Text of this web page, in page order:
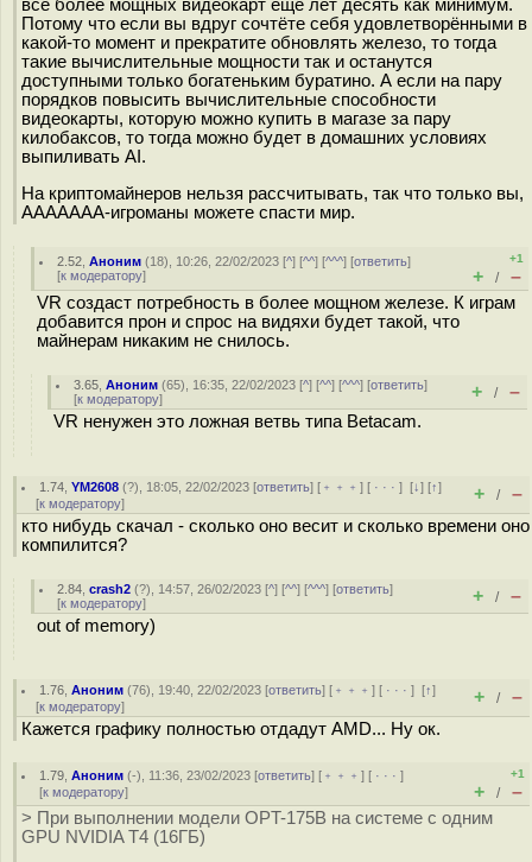
всё более мощных видеокарт ещё лет десять как минимум.
Потому что если вы вдруг сочтёте себя удовлетворёнными в
какой-то момент и прекратите обновлять железо, то тогда
такие вычислительные мощности так и останутся
доступными только богатеньким буратино. А если на пару
порядков повысить вычислительные способности
видеокарты, которую можно купить в магазе за пару
килобаксов, то тогда можно будет в домашних условиях
выпиливать AI.
На криптомайнеров нельзя рассчитывать, так что только вы,
AAAAAAA-игроманы можете спасти мир.
2.52 ,Аноним (18), 10:26, 22/02/2023 [^] [^^] [^^^] [ответить]
[к модератору]
+1
+ / –
VR создаст потребность в более мощном железе. К играм
добавится прон и спрос на видяхи будет такой, что
майнерам никаким не снилось.
3.65 ,Аноним (65), 16:35, 22/02/2023 [^] [^^] [^^^] [ответить]
[к модератору] + / –
VR ненужен это ложная ветвь типа Betacam.
1.74 ,YM2608 (?), 18:05, 22/02/2023 [ответить] [ ﹢﹢﹢] [ · · ·][↓] [↑]
[к модератору] + / –
кто нибудь скачал - сколько оно весит и сколько времени оно
компилится?
2.84 ,crash2 (?), 14:57, 26/02/2023 [^] [^^] [^^^] [ответить]
[к модератору] + / –
out of memory)
1.76 ,Аноним (76), 19:40, 22/02/2023 [ответить] [ ﹢﹢﹢] [ · · ·][↑]
[к модератору] + / –
Кажется графику полностью отдадут AMD... Ну ок.
1.79 ,Аноним (-), 11:36, 23/02/2023 [ответить] [ ﹢﹢﹢] [ · · ·]
[к модератору]
+1
+ / –
> При выполнении модели OPT-175B на системе с одним
GPU NVIDIA T4 (16ГБ)